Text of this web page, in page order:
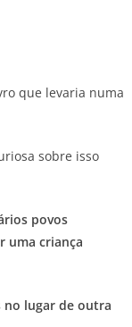
que levaria numa
sobre isso
povos
uma criança
no lugar de outra